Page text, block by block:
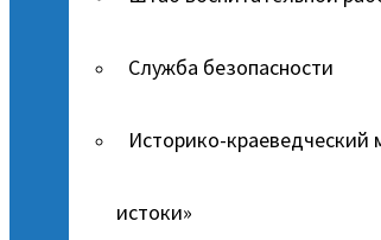
Служба безопасности
Историко-краеведческий
истоки»